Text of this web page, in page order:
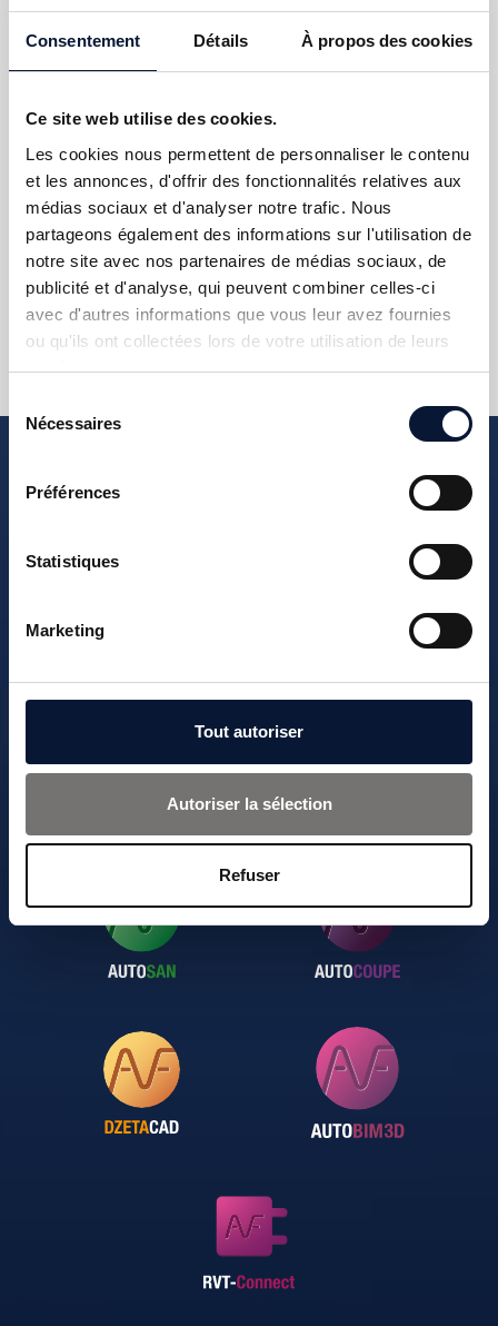
Consentement Détails À propos des cookies
Ce site web utilise des cookies.
Les cookies nous permettent de personnaliser le contenu
et les annonces, d'offrir des fonctionnalités relatives aux
médias sociaux et d'analyser notre trafic. Nous
partageons également des informations sur l'utilisation de
notre site avec nos partenaires de médias sociaux, de
publicité et d'analyse, qui peuvent combiner celles-ci
avec d'autres informations que vous leur avez fournies
ou qu'ils ont collectées lors de votre utilisation de leurs
services.
Nécessaires
Préférences
Statistiques
Marketing
Tout autoriser
Autoriser la sélection
Refuser
RVT Connect è il plug-in per REVIT progettato
specificamente per far risparmiare tempo, facilitando
l’importazione dei progetti in pianta realizzati con
delle reti all’interno di un edificio e/o dei suoi piani.
La posizione precisa, nello spazio, di tutti gli impianti
che necessitano di essere integrati, garantisce la
coerenza dell’intero progetto BIM su cui si sta operando.
SCOPRI RVT-CONNECT
Scopri tutte le
applicazioni della suite